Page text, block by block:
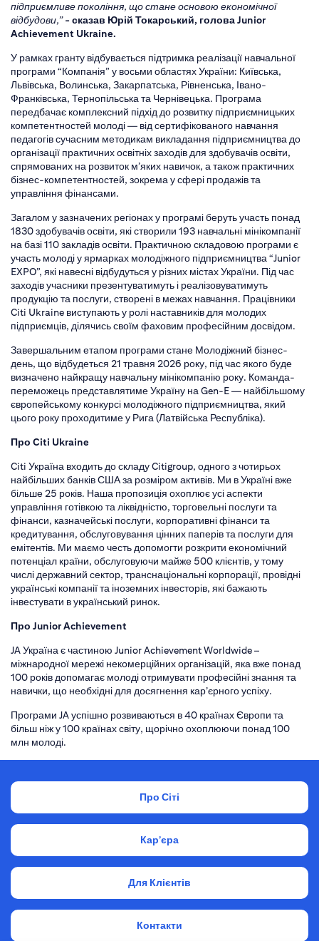
підприємливе покоління, що стане основою економічної
відбудови,” - сказав Юрій Токарський, голова Junior
Achievement Ukraine.
У рамках гранту відбувається підтримка реалізації навчальної
програми “Компанія” у восьми областях України: Київська,
Львівська, Волинська, Закарпатська, Рівненська, Івано-
Франківська, Тернопільська та Чернівецька. Програма
передбачає комплексний підхід до розвитку підприємницьких
компетентностей молоді — від сертифікованого навчання
педагогів сучасним методикам викладання підприємництва до
організації практичних освітніх заходів для здобувачів освіти,
спрямованих на розвиток м’яких навичок, а також практичних
бізнес-компетентностей, зокрема у сфері продажів та
управління фінансами.
Загалом у зазначених регіонах у програмі беруть участь понад
1830 здобувачів освіти, які створили 193 навчальні мінікомпанії
на базі 110 закладів освіти. Практичною складовою програми є
участь молоді у ярмарках молодіжного підприємництва “Junior
EXPO”, які навесні відбудуться у різних містах України. Під час
заходів учасники презентуватимуть і реалізовуватимуть
продукцію та послуги, створені в межах навчання. Працівники
Citi Ukraine виступають у ролі наставників для молодих
підприємців, ділячись своїм фаховим професійним досвідом.
Завершальним етапом програми стане Молодіжний бізнес-
день, що відбудеться 21 травня 2026 року, під час якого буде
визначено найкращу навчальну мінікомпанію року. Команда-
переможець представлятиме Україну на Gen-E — найбільшому
європейському конкурсі молодіжного підприємництва, який
цього року проходитиме у Рига (Латвійська Республіка).
Про Citi Ukraine
Citi Україна входить до складу Citigroup, одного з чотирьох
найбільших банків США за розміром активів. Ми в Україні вже
більше 25 років. Наша пропозиція охоплює усі аспекти
управління готівкою та ліквідністю, торговельні послуги та
фінанси, казначейські послуги, корпоративні фінанси та
кредитування, обслуговування цінних паперів та послуги для
емітентів. Ми маємо честь допомогти розкрити економічний
потенціал країни, обслуговуючи майже 500 клієнтів, у тому
числі державний сектор, транснаціональні корпорації, провідні
українські компанії та іноземних інвесторів, які бажають
інвестувати в український ринок.
Про Junior Achievement
JA Україна є частиною Junior Achievement Worldwide –
міжнародної мережі некомерційних організацій, яка вже понад
100 років допомагає молоді отримувати професійні знання та
навички, що необхідні для досягнення кар’єрного успіху.
Програми JA успішно розвиваються в 40 країнах Європи та
більш ніж у 100 країнах світу, щорічно охоплюючи понад 100
млн молоді.
Про Сіті
Кар’єра
Для Клієнтів
Контакти